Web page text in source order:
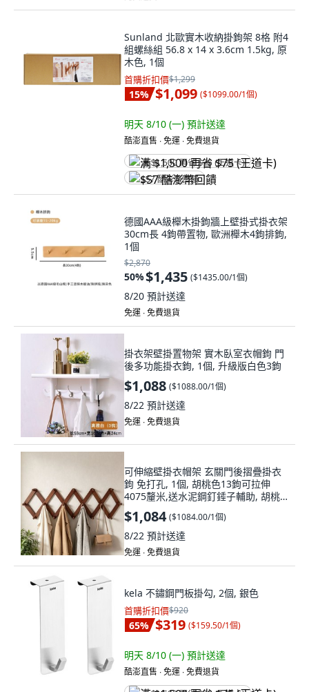
Sunland 北歐實木收納掛鉤架 8格 附4
組螺絲組 56.8 x 14 x 3.6cm 1.5kg, 原
木色, 1個
首購折扣價$1,299
15% $1,099 ($1099.00/1個)
明天 8/10 (一) 預計送達
酷澎直售 ∙ 免運 ∙ 免費退貨
满 $1,500 再省 $75 (王道卡)
$57 酷澎幣回饋
德國AAA級櫸木掛鉤牆上壁掛式掛衣架
30cm長 4鉤帶置物, 歐洲櫸木4鉤排鉤,
1個
$2,870
50%$1,435 ($1435.00/1個)
8/20 預計送達
免運 ∙ 免費退貨
掛衣架壁掛置物架 實木臥室衣帽鉤 門
後多功能掛衣鉤, 1個, 升級版白色3鉤
$1,088 ($1088.00/1個)
8/22 預計送達
免運 ∙ 免費退貨
可伸縮壁掛衣帽架 玄關門後摺疊掛衣
鉤 免打孔, 1個, 胡桃色13鉤可拉伸
4075釐米,送水泥鋼釘錘子輔助, 胡桃
色, 13鉤可拉伸40-75釐米
$1,084 ($1084.00/1個)
8/22 預計送達
免運 ∙ 免費退貨
kela 不鏽鋼門板掛勾, 2個, 銀色
首購折扣價$920
65% $319 ($159.50/1個)
明天 8/10 (一) 預計送達
酷澎直售 ∙ 免運 ∙ 免費退貨